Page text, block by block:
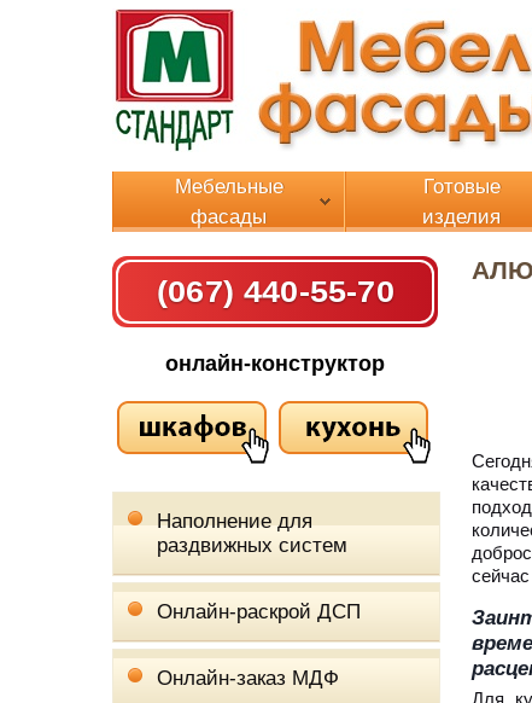
Мебельные
фасады
Готовые
изделия
(067) 440-55-70
онлайн-конструктор
Наполнение для
раздвижных систем
Онлайн-раскрой ДСП
Онлайн-заказ МДФ
Для